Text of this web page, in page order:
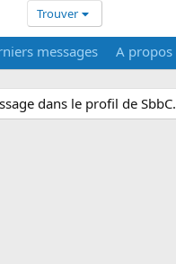
Trouver
messages A propos
dans le profil de SbbC.